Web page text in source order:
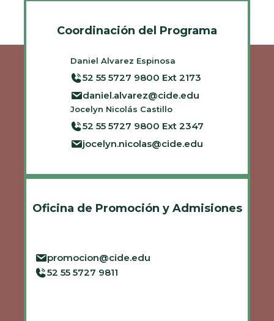
Coordinación del Programa
Daniel Alvarez Espinosa
52 55 5727 9800 Ext 2173
daniel.alvarez@cide.edu
Jocelyn Nicolás Castillo
52 55 5727 9800 Ext 2347
jocelyn.nicolas@cide.edu
Oficina de Promoción y Admisiones
promocion@cide.edu
52 55 5727 9811